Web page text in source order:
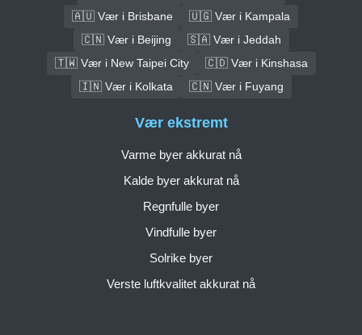
🇦🇺 Vær i Brisbane
🇺🇬 Vær i Kampala
🇨🇳 Vær i Beijing
🇸🇦 Vær i Jeddah
🇹🇼 Vær i New Taipei City
🇨🇩 Vær i Kinshasa
🇮🇳 Vær i Kolkata
🇨🇳 Vær i Fuyang
Vær ekstremt
Varme byer akkurat nå
Kalde byer akkurat nå
Regnfulle byer
Vindfulle byer
Solrike byer
Verste luftkvalitet akkurat nå